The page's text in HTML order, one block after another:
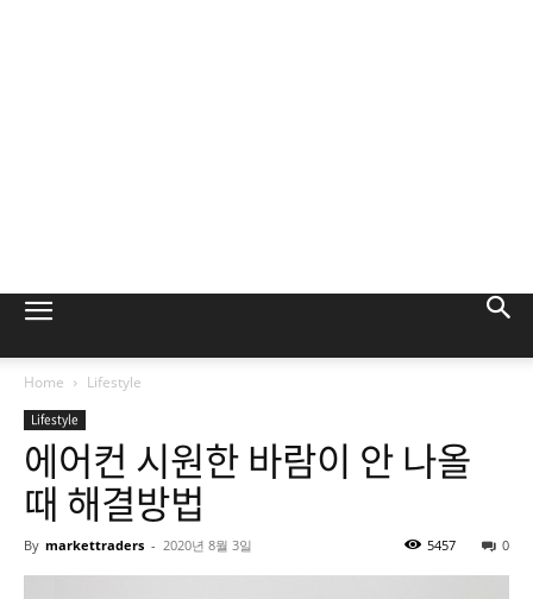
Home Lifestyle
Lifestyle
에어컨 시원한 바람이 안 나올
때 해결방법
By markettraders - 2020년 8월 3일 0
5457